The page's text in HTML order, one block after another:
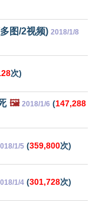
图/2视频) 2018/1/8
次)
🖼️ 2018/1/6 (147,288
1/5 (359,800次)
1/4 (301,728次)